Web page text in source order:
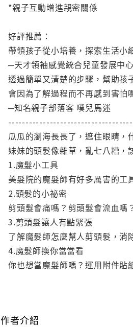
*親子互動增進親密關係
好評推薦：
帶領孩子從小培養，探索生活小
─天才領袖感覺統合兒童發展中
透過簡單又清楚的步驟，幫助孩
會因為了解過程而不再感到害怕
─知名親子部落客 噗兒馬迷
瓜瓜的瀏海長長了，遮住眼睛，
妹妹的頭髮像雜草，亂七八糟，
1.魔髮小工具
美髮院的魔髮師有好多厲害的工
2.頭髮的小祕密
剪頭髮會痛嗎？剪頭髮會流血嗎
3.剪頭髮讓人有點緊張
了解魔髮師怎麼幫人剪頭髮，消
4.魔髮師換你當當看
你也想當魔髮師嗎？運用附件貼
作者介紹